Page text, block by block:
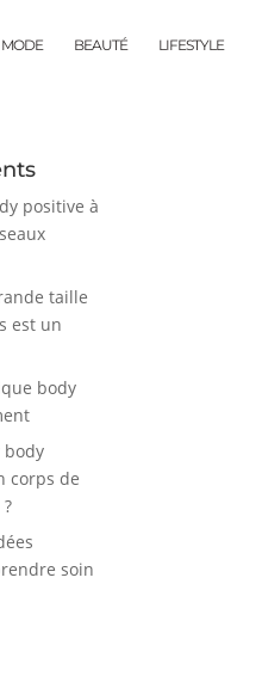
MODE BEAUTÉ LIFESTYLE
positive à
taille
est un
body
body
corps de
soin